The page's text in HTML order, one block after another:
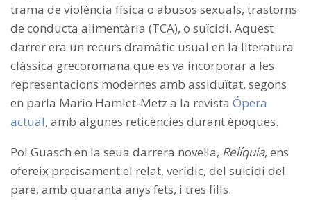
trama de violència física o abusos sexuals, trastorns
de conducta alimentària (TCA), o suïcidi. Aquest
darrer era un recurs dramàtic usual en la literatura
clàssica grecoromana que es va incorporar a les
representacions modernes amb assiduïtat, segons
en parla Mario Hamlet-Metz a la revista Ópera
actual, amb algunes reticències durant èpoques.
Pol Guasch en la seua darrera novel·la, Relíquia, ens
ofereix precisament el relat, verídic, del suïcidi del
pare, amb quaranta anys fets, i tres fills.